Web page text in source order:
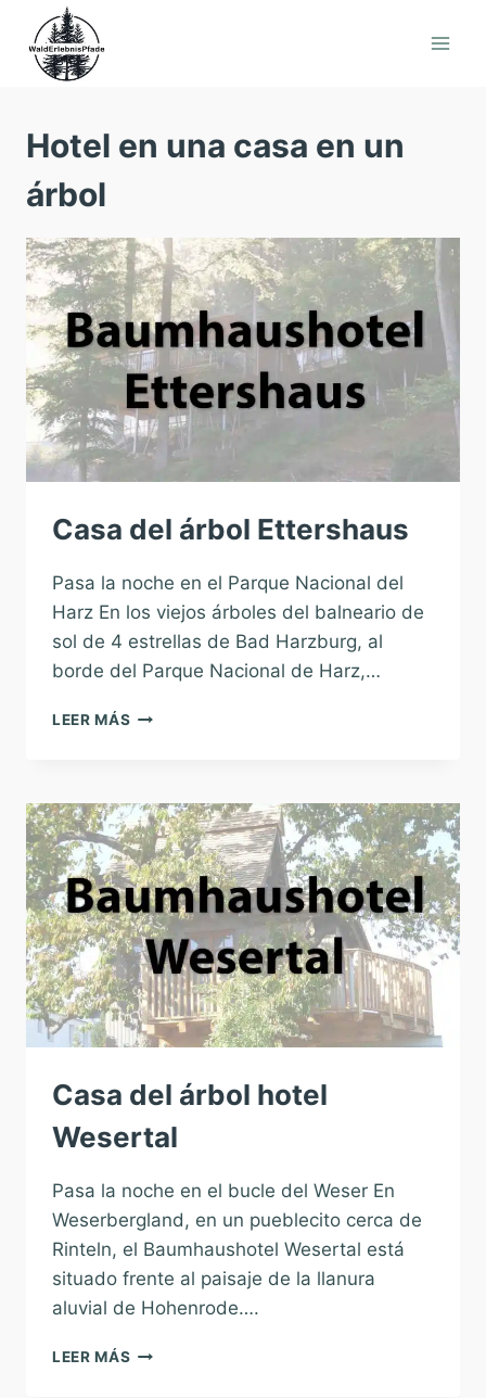
contenido
Hotel en una casa en un
árbol
Casa del árbol Ettershaus
Pasa la noche en el Parque Nacional del
Harz En los viejos árboles del balneario de
sol de 4 estrellas de Bad Harzburg, al
borde del Parque Nacional de Harz,…
LEER MÁS CASA
Casa del árbol hotel
Wesertal
Pasa la noche en el bucle del Weser En
Weserbergland, en un pueblecito cerca de
Rinteln, el Baumhaushotel Wesertal está
situado frente al paisaje de la llanura
aluvial de Hohenrode….
LEER MÁS CASA